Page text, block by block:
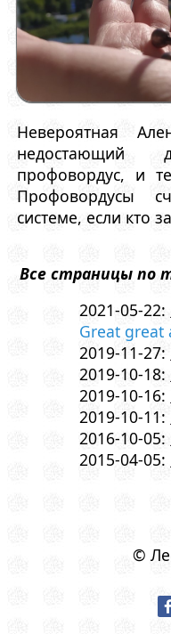
Невероятная
недостающий
профовордус, и
Профовордусы
системе, если кто
Все страницы по
2021-05-22:
Great great
2019-11-27:
2019-10-18:
2019-10-16:
2019-10-11:
2016-10-05:
2015-04-05:
©